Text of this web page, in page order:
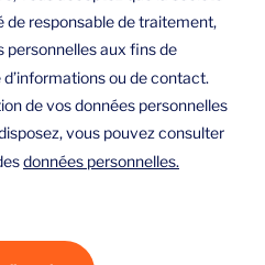
de responsable de traitement,
personnelles aux fins de
ou de contact.
de vos données personnelles
vous pouvez consulter
données personnelles.